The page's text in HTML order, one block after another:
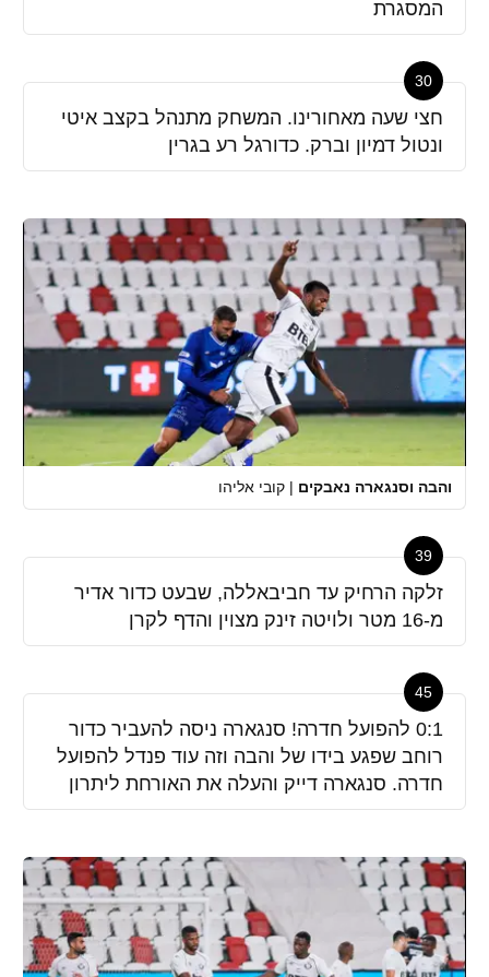
המסגרת
30
חצי שעה מאחורינו. המשחק מתנהל בקצב איטי
ונטול דמיון וברק. כדורגל רע בגרין
והבה וסנגארה נאבקים | קובי אליהו
39
זלקה הרחיק עד חביבאללה, שבעט כדור אדיר
מ-16 מטר ולויטה זינק מצוין והדף לקרן
45
0:1 להפועל חדרה! סנגארה ניסה להעביר כדור
רוחב שפגע בידו של והבה וזה עוד פנדל להפועל
חדרה. סנגארה דייק והעלה את האורחת ליתרון